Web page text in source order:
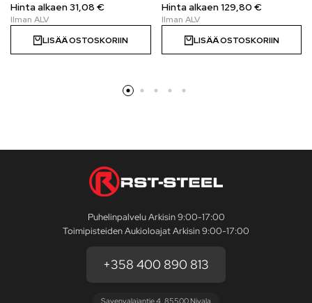
Hinta alkaen31,08 €
LISÄÄ OSTOSKORIIN
Hinta alkaen 129,80 €
LISÄÄ OSTOSKORIIN
Puhelinpalvelu Arkisin 9:00-17:00
Toimipisteiden Aukioloajat Arkisin 9:00-17:00
+358 400 890 813
Savenvalajantie 4, 85500 Nivala